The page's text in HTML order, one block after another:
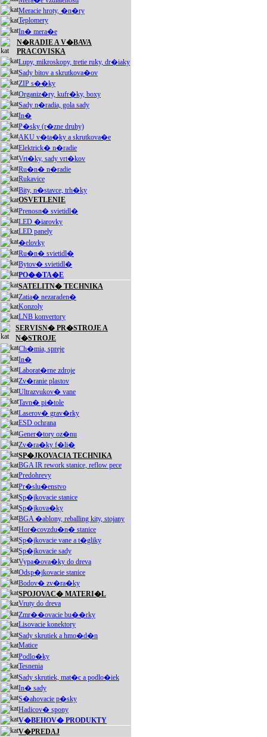
Meracie hroty, �n�ry
Teplomery
In� mera�e
N�RADIE A V�BAVA
PRACOVISKA
Lupy, mikroskopy, tretie ruky, dr�iaky
Sady bitov a skrutkova�ov
ZIP s��ky
Organiz�ry, kufr�ky, boxy
Sady n�radia, gola sady
In�
P�sky (r�zne druhy)
AKU v�ta�ky a skrutkova�e
Elektrick� n�radie
Vrt�ky, sady vrt�kov
Ru�n� n�radie
Rukavice
Bity, n�stavce, trh�ky
OSVETLENIE
Prenosn� svietidl�
LED �iarovky
LED panely
�elovky
Ru�n� svietidl�
Bytov� svietidl�
PO��TA�E
SATELITN� TECHNIKA
Zatia� nezaraden�
Konzoly
LNB konvertory
SERVISN� PR�STROJE A
N�STROJE
Ch�mia, spreje
In�
Laborat�rne zdroje
Zv�ranie plastov
Ultrazvukov� vane
Tavn� pi�tole
Laserov� grav�rky
ESD ochrana
Gener�tory oz�nu
Zv�ra�ky f�li�
SP�JKOVACIA TECHNIKA
BGA IR rework stanice, reflow pece
Predohrevy
Pr�slu�enstvo
Sp�jkovacie stanice
Sp�jkova�ky
BGA �ablony, reballing kity, stojany
Hor�covzdu�n� stanice
Sp�jkovacie vane a t�gliky
Sp�jkovacie sady
Vypa�ova�ky do dreva
Odsp�jkovacie stanice
Bodov� zv�ra�ky
SPOJOVAC� MATERI�L
Vruty do dreva
Zmr��ovacie bu��rky
Lisovacie konektory
Sady skrutiek a hmo�d�n
Matice
Podlo�ky
Tesnenia
Sady skrutiek, mat�c a podlo�iek
In� sady
S�ahovacie p�sky
Hadicov� spony
V�BEHOV� PRODUKTY
V�PREDAJ